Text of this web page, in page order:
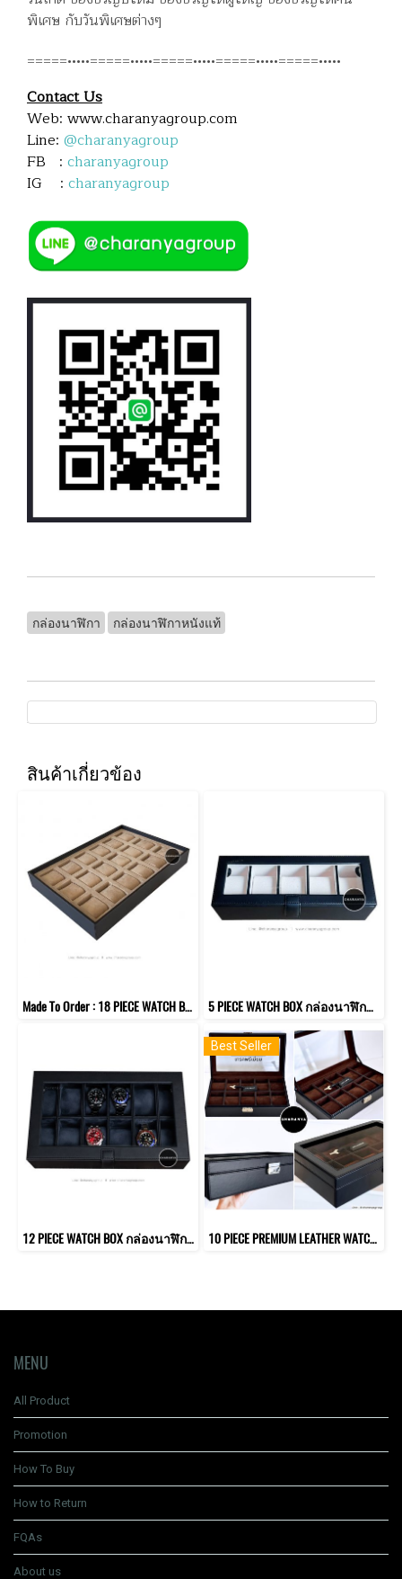
พิเศษ กับวันพิเศษต่างๆ
=====•••••=====•••••=====•••••=====•••••=====•••••
Contact Us
Web: www.charanyagroup.com
Line: @charanyagroup
FB : charanyagroup
IG : charanyagroup
กล่องนาฬิกา กล่องนาฬิกาหนังแท้
สินค้าเกี่ยวข้อง
Made To Order : 18 PIECE WATCH BOX กล่องนาฬิกา / ถาดนาฬิกา 18 เรือน รุ่นหมอนมาตรฐาน ใช้วางโชว์หน้าร้านหรือวางในไอซ์แลนด์ในห้องแต่งตัว 5 PIECE WATCH BOX กล่องนาฬิกา 5 เรือน หมอนมาตรฐาน
12 PIECE WATCH BOX กล่องนาฬิกา 12 เรือน หมอนมาตรฐาน
Best Seller
10 PIECE PREMIUM LEATHER WATCH BOX กล่องนาฬิกาหนังแท้ 10 เรือน หมอน 2in1
MENU
All Product
Promotion
How To Buy
How to Return
FQAs
About us